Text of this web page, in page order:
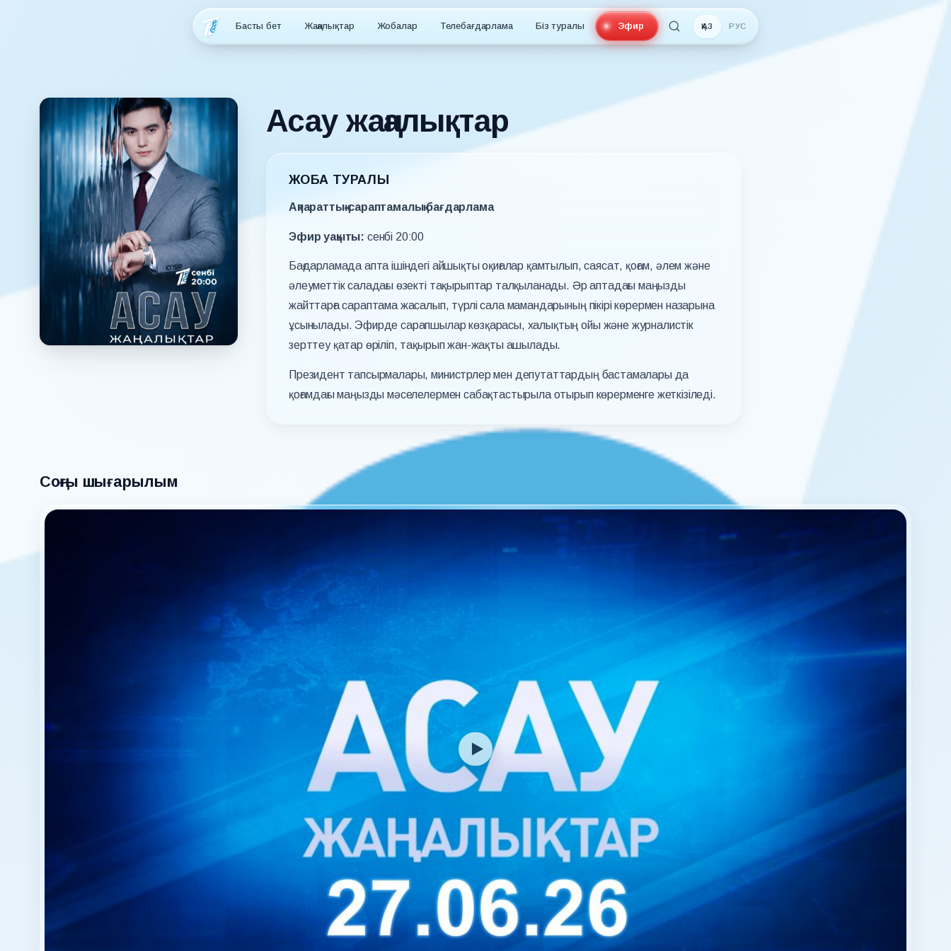
Басты бет Жаңалықтар Жобалар Телебағдарлама Біз туралы Эфир ҚАЗ РУС
Асау жаңалықтар
ЖОБА ТУРАЛЫ
Ақпараттық-сараптамалық бағдарлама
Эфир уақыты: сенбі 20:00
Бағдарламада апта ішіндегі айшықты оқиғалар қамтылып, саясат, қоғам, әлем және
әлеуметтік саладағы өзекті тақырыптар талқыланады. Әр аптадағы маңызды
жайттарға сараптама жасалып, түрлі сала мамандарының пікірі көрермен назарына
ұсынылады. Эфирде сарапшылар көзқарасы, халықтың ойы және журналистік
зерттеу қатар өріліп, тақырып жан-жақты ашылады.
Президент тапсырмалары, министрлер мен депутаттардың бастамалары да
қоғамдағы маңызды мәселелермен сабақтастырыла отырып көрерменге жеткізіледі.
Соңғы шығарылым